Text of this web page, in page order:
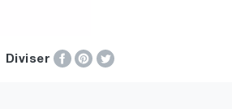
Diviser